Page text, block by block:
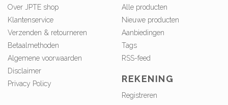
Over JPTE shop
Klantenservice
Verzenden & retourneren
Betaalmethoden
Algemene voorwaarden
Disclaimer
Privacy Policy
Alle producten
Nieuwe producten
Aanbiedingen
Tags
RSS-feed
REKENING
Registreren